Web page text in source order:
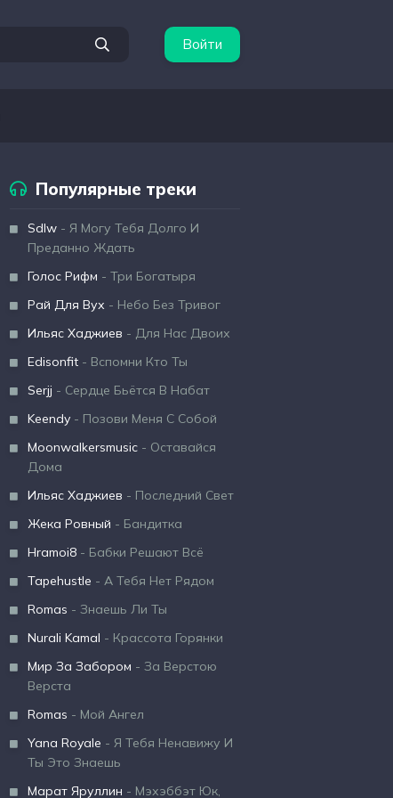
Войти
Популярные треки
Sdlw - Я Могу Тебя Долго И
Преданно Ждать
Голос Рифм - Три Богатыря
Рай Для Вух - Небо Без Тривог
Ильяс Хаджиев - Для Нас Двоих
Edisonfit - Вспомни Кто Ты
Serjj - Сердце Бьётся В Набат
Keendy - Позови Меня С Собой
Moonwalkersmusic - Оставайся
Дома
Ильяс Хаджиев - Последний Свет
Жека Ровный - Бандитка
Hramoi8 - Бабки Решают Всё
Tapehustle - А Тебя Нет Рядом
Romas - Знаешь Ли Ты
Nurali Kamal - Крассота Горянки
Мир За Забором - За Верстою
Верста
Romas - Мой Ангел
Yana Royale - Я Тебя Ненавижу И
Ты Это Знаешь
Марат Яруллин - Мэхэббэт Юк,